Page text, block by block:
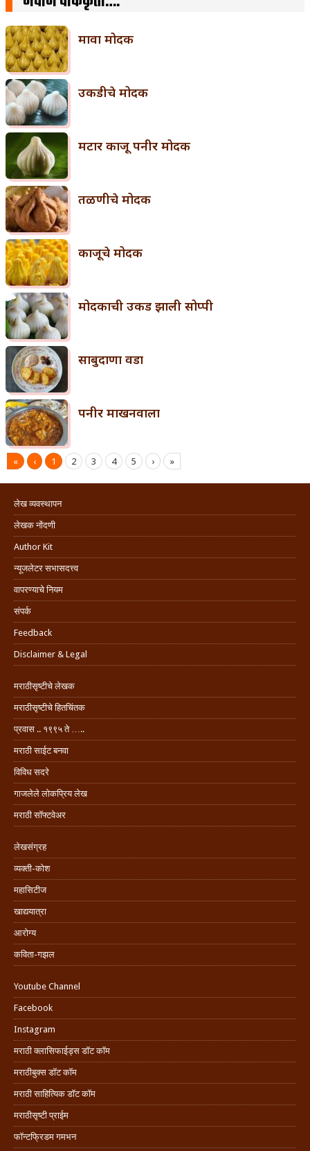
मावा मोदक
उकडीचे मोदक
मटार काजू पनीर मोदक
तळणीचे मोदक
काजूचे मोदक
मोदकाची उकड झाली सोप्पी
साबुदाणा वडा
पनीर माखनवाला
« ‹ 1 2 3 4 5 › »
लेख व्यवस्थापन
लेखक नोंदणी
Author Kit
न्यूजलेटर सभासदत्त्व
वापरण्याचे नियम
संपर्क
Feedback
Disclaimer & Legal
मराठीसृष्टीचे लेखक
मराठीसृष्टीचे हितचिंतक
प्रवास .. १९९५ ते …..
मराठी साईट बनवा
विविध सदरे
गाजलेले लोकप्रिय लेख
मराठी सॉफ्टवेअर
लेखसंग्रह
व्यक्ती-कोश
महासिटीज
खाद्ययात्रा
आरोग्य
कविता-गझल
Youtube Channel
Facebook
Instagram
मराठी क्लासिफाईड्स डॉट कॉम
मराठीबुक्स डॉट कॉम
मराठी साहित्यिक डॉट कॉम
मराठीसृष्टी प्राईम
फॉन्टफ्रिडम गमभन